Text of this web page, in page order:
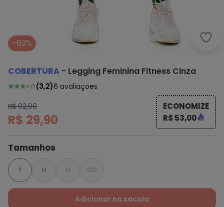
-63%
COBERTURA - Legging Feminina Fitness Cinza
(3,2)6 avaliações
R$ 82,90
R$ 29,90
ECONOMIZE
R$ 53,00
Tamanhos
P M G GG
Adicionar na sacola